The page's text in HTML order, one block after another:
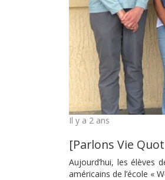
Il y a 2 ans
[Parlons Vie
Aujourd’hui, les élèves
américains de l’école «